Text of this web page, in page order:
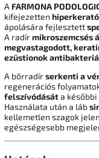
A FARMONA
kifejezetten
ápolására fejlesztett
A radírmikroszemcsés
megvastagodott,
ezüstionok
A bőrradírserkenti a
regenerációs
felszívódásáta
Használata után a láb
kellemetlen szagok
egészségesebb